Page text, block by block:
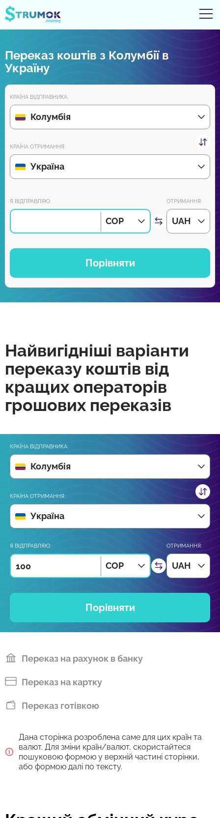
Грошові перекази
Рахунки Online
Огляди партнерів
Зовсім скоро завантажуйте додаток на Android та iPhone:
Переказ коштів з Колумбії в
Україну
КРАЇНА ВІДПРАВНИКА:
Колумбія
КРАЇНА ОТРИМАННЯ:
Україна
Я ВІДПРАВЛЯЮ:
COP
ОТРИМАННЯ:
UAH
Порівняти
Найвигідніші варіанти
переказу коштів від
кращих операторів
грошових переказів
КРАЇНА ВІДПРАВНИКА:
Колумбія
КРАЇНА ОТРИМАННЯ:
Україна
Я ВІДПРАВЛЯЮ:
COP
ОТРИМАННЯ:
UAH
Порівняти
Переказ на рахунок в банку
Переказ на картку
Переказ готівкою
Дана сторінка розроблена саме для цих країн та
валют. Для зміни країн/валют, скористайтеся
пошуковою формою у верхній частині сторінки,
або формою далі по тексту.